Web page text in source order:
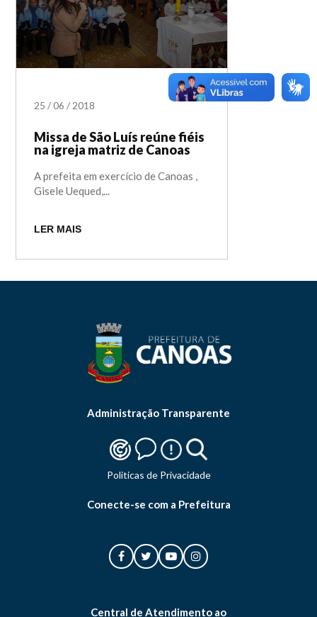
25 /06 /2018
Missa de São Luís reúne fiéis
na igreja matriz de Canoas
A prefeita em exercício de Canoas ,
Gisele Uequed,...
LER MAIS
Administração Transparente
Politicas de Privacidade
Conecte-se com a Prefeitura
Central de Atendimento ao